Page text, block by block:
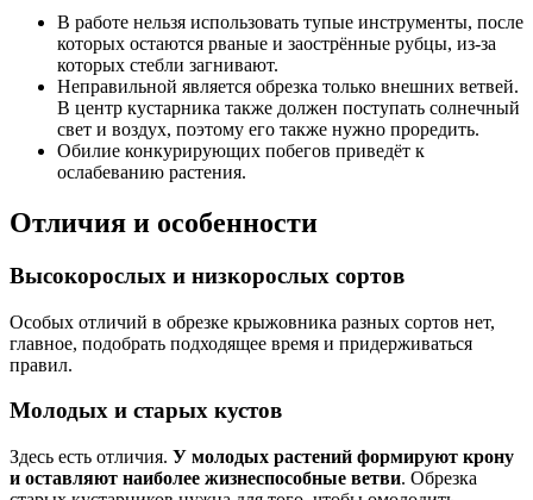
В работе нельзя использовать тупые инструменты, после
которых остаются рваные и заострённые рубцы, из-за
которых стебли загнивают.
Неправильной является обрезка только внешних ветвей.
В центр кустарника также должен поступать солнечный
свет и воздух, поэтому его также нужно проредить.
Обилие конкурирующих побегов приведёт к
ослабеванию растения.
Отличия и особенности
Высокорослых и низкорослых сортов
Особых отличий в обрезке крыжовника разных сортов нет,
главное, подобрать подходящее время и придерживаться
правил.
Молодых и старых кустов
Здесь есть отличия. У молодых растений формируют крону
и оставляют наиболее жизнеспособные ветви. Обрезка